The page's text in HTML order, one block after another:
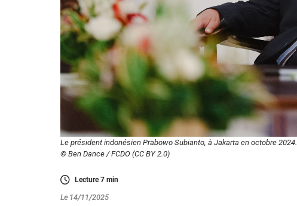
Le président indonésien Prabowo Subianto, à Jakarta en octobre 2024.
© Ben Dance / FCDO (CC BY 2.0)
Lecture7min
Le 14/11/2025